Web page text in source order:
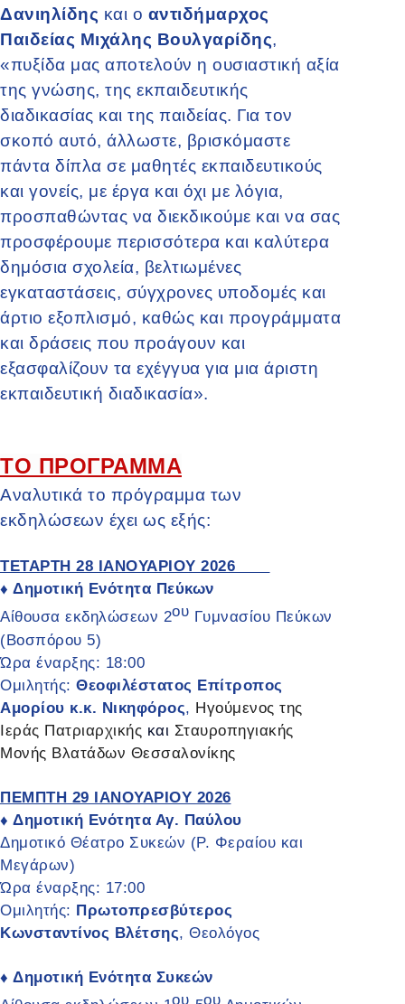
Δανιηλίδης και ο αντιδήμαρχος
Παιδείας Μιχάλης Βουλγαρίδης,
«πυξίδα μας αποτελούν η ουσιαστική αξία
της γνώσης, της εκπαιδευτικής
διαδικασίας και της παιδείας. Για τον
σκοπό αυτό, άλλωστε, βρισκόμαστε
πάντα δίπλα σε μαθητές εκπαιδευτικούς
και γονείς, με έργα και όχι με λόγια,
προσπαθώντας να διεκδικούμε και να σας
προσφέρουμε περισσότερα και καλύτερα
δημόσια σχολεία, βελτιωμένες
εγκαταστάσεις, σύγχρονες υποδομές και
άρτιο εξοπλισμό, καθώς και προγράμματα
και δράσεις που προάγουν και
εξασφαλίζουν τα εχέγγυα για μια άριστη
εκπαιδευτική διαδικασία».
ΤΟ ΠΡΟΓΡΑΜΜΑ
Αναλυτικά το πρόγραμμα των
εκδηλώσεων έχει ως εξής:
ΤΕΤΑΡΤΗ 28 ΙΑΝΟΥΑΡΙΟΥ 2026
♦ Δημοτική Ενότητα Πεύκων
Αίθουσα εκδηλώσεων 2ου Γυμνασίου Πεύκων
(Βοσπόρου 5)
Ώρα έναρξης: 18:00
Ομιλητής: Θεοφιλέστατος Επίτροπος
Αμορίου κ.κ. Νικηφόρος, Ηγούμενος της
Ιεράς Πατριαρχικής και Σταυροπηγιακής
Μονής Βλατάδων Θεσσαλονίκης
ΠΕΜΠΤΗ 29 ΙΑΝΟΥΑΡΙΟΥ 2026
♦ Δημοτική Ενότητα Αγ. Παύλου
Δημοτικό Θέατρο Συκεών (Ρ. Φεραίου και
Μεγάρων)
Ώρα έναρξης: 17:00
Ομιλητής: Πρωτοπρεσβύτερος
Κωνσταντίνος Βλέτσης, Θεολόγος
♦ Δημοτική Ενότητα Συκεών
ου ου